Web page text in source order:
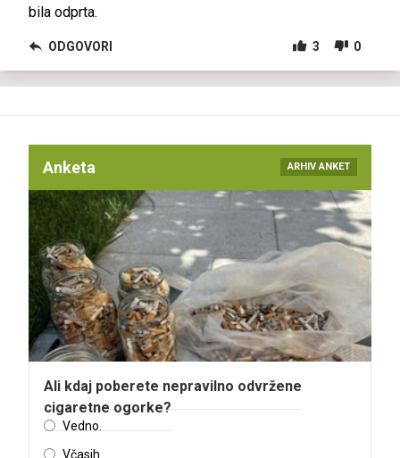
bila odprta.
ODGOVORI 3 0
Anketa ARHIV ANKET
Ali kdaj poberete nepravilno odvržene
cigaretne ogorke?
Vedno.
Včasih.